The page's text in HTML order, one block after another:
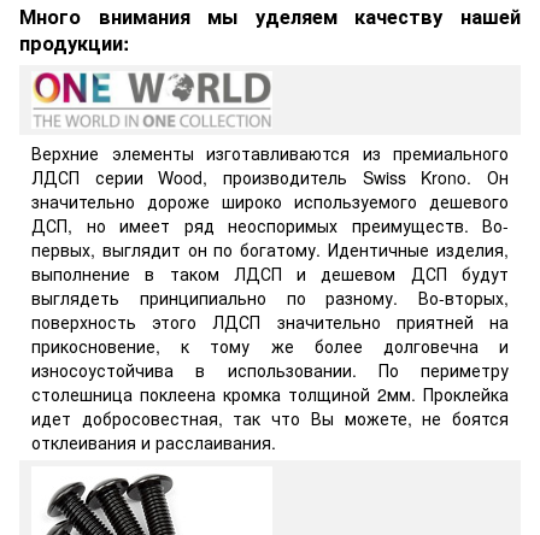
Много внимания мы уделяем качеству нашей
продукции:
Верхние элементы изготавливаются из премиального
ЛДСП серии Wood, производитель Swiss Krono. Он
значительно дороже широко используемого дешевого
ДСП, но имеет ряд неоспоримых преимуществ. Во-
первых, выглядит он по богатому. Идентичные изделия,
выполнение в таком ЛДСП и дешевом ДСП будут
выглядеть принципиально по разному. Во-вторых,
поверхность этого ЛДСП значительно приятней на
прикосновение, к тому же более долговечна и
износоустойчива в использовании. По периметру
столешница поклеена кромка толщиной 2мм. Проклейка
идет добросовестная, так что Вы можете, не боятся
отклеивания и расслаивания.